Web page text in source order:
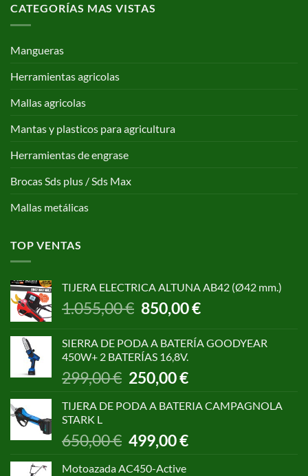
CATEGORÍAS MAS VISTAS
Mangueras
Herramientas agricolas
Mallas agricolas
Mantas y plasticos para agricultura
Herramientas de engrase
Brocas Sds plus / Sds Max
Mallas metálicas
TOP VENTAS
TIJERA ELECTRICA ALTUNA AB42 (Ø42 mm.)
1.055,00€ El
precio
era:
1.055,00 €.
850,00€El
es:
SIERRA DE PODA A BATERÍA GOODYEAR
450W+ 2 BATERÍAS 16,8V.
299,00€ El
precio
original
299,00 €.
250,00€El
actual
250,00 €.
TIJERA DE PODA A BATERIA CAMPAGNOLA
STARK L
650,00€
El
precio
original
499,00€El
Motoazada AC450-Active